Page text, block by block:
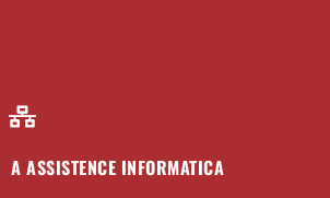
A ASSISTENCE INFORMATICA